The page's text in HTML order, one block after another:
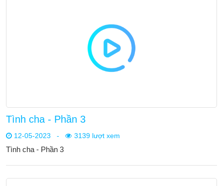
Tình cha - Phần 3
12-05-2023 - 3139 lượt xem
Tình cha - Phần 3